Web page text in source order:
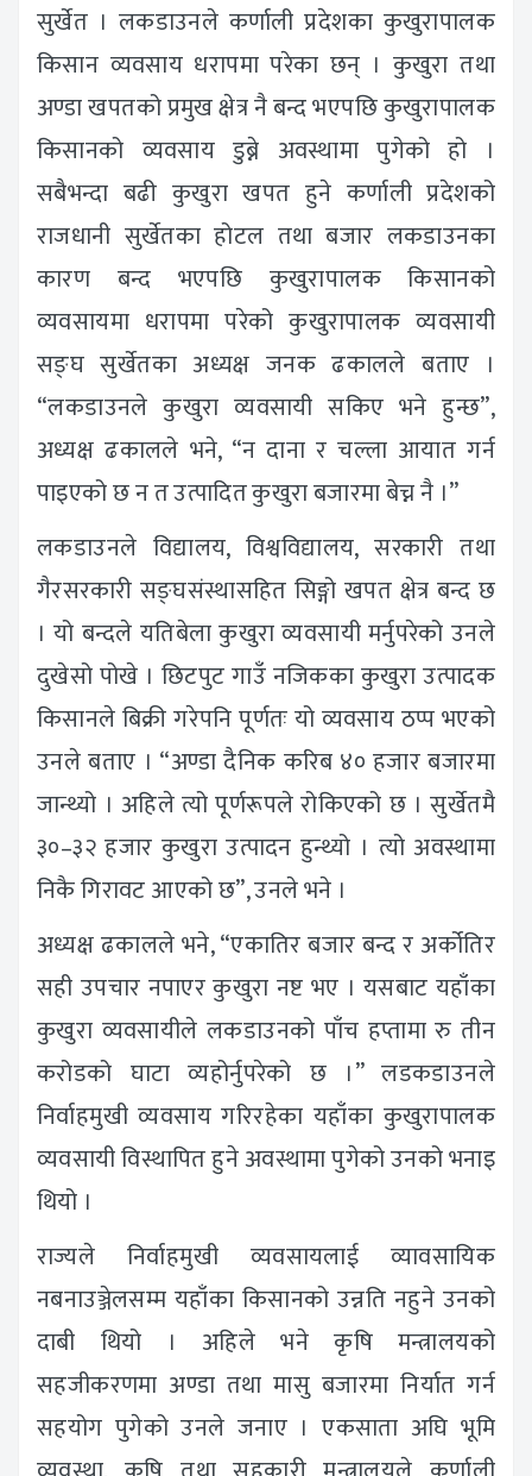
सुर्खेत । लकडाउनले कर्णाली प्रदेशका कुखुरापालक
किसान व्यवसाय धरापमा परेका छन् । कुखुरा तथा
अण्डा खपतको प्रमुख क्षेत्र नै बन्द भएपछि कुखुरापालक
किसानको व्यवसाय डुब्ने अवस्थामा पुगेको हो ।
सबैभन्दा बढी कुखुरा खपत हुने कर्णाली प्रदेशको
राजधानी सुर्खेतका होटल तथा बजार लकडाउनका
कारण बन्द भएपछि कुखुरापालक किसानको
व्यवसायमा धरापमा परेको कुखुरापालक व्यवसायी
सङ्घ सुर्खेतका अध्यक्ष जनक ढकालले बताए ।
“लकडाउनले कुखुरा व्यवसायी सकिए भने हुन्छ”,
अध्यक्ष ढकालले भने, “न दाना र चल्ला आयात गर्न
पाइएको छ न त उत्पादित कुखुरा बजारमा बेच्न नै ।”
लकडाउनले विद्यालय, विश्वविद्यालय, सरकारी तथा
गैरसरकारी सङ्घसंस्थासहित सिङ्गो खपत क्षेत्र बन्द छ
। यो बन्दले यतिबेला कुखुरा व्यवसायी मर्नुपरेको उनले
दुखेसो पोखे । छिटपुट गाउँ नजिकका कुखुरा उत्पादक
किसानले बिक्री गरेपनि पूर्णतः यो व्यवसाय ठप्प भएको
उनले बताए । “अण्डा दैनिक करिब ४० हजार बजारमा
जान्थ्यो । अहिले त्यो पूर्णरूपले रोकिएको छ । सुर्खेतमै
३०–३२ हजार कुखुरा उत्पादन हुन्थ्यो । त्यो अवस्थामा
निकै गिरावट आएको छ”, उनले भने ।
अध्यक्ष ढकालले भने, “एकातिर बजार बन्द र अर्कोतिर
सही उपचार नपाएर कुखुरा नष्ट भए । यसबाट यहाँका
कुखुरा व्यवसायीले लकडाउनको पाँच हप्तामा रु तीन
करोडको घाटा व्यहोर्नुपरेको छ ।” लडकडाउनले
निर्वाहमुखी व्यवसाय गरिरहेका यहाँका कुखुरापालक
व्यवसायी विस्थापित हुने अवस्थामा पुगेको उनको भनाइ
थियो ।
राज्यले निर्वाहमुखी व्यवसायलाई व्यावसायिक
नबनाउञ्जेलसम्म यहाँका किसानको उन्नति नहुने उनको
दाबी थियो । अहिले भने कृषि मन्त्रालयको
सहजीकरणमा अण्डा तथा मासु बजारमा निर्यात गर्न
सहयोग पुगेको उनले जनाए । एकसाता अघि भूमि